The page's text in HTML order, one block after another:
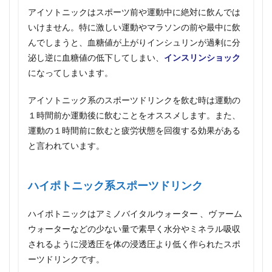
にも
効果
あ
り！
5.1
険！？
スポー
ツドリ
ンクの
正しい
アイソトニックはスポーツ前や運動中に絶対に飲んでは
いけません。特に激しい運動やマラソンの前や最中に飲
んでしまうと、血糖値が上がりインシュリンが過剰に分
泌し逆に血糖値の低下してしまい、 インスリンショック
になってしまいます。
アイソトニック系のスポーツドリンクを飲む時は運動の
１時間前か運動後に飲むことをオススメします。また、
運動の１時間前に飲むと疲労状態を回復する効果がある
と言われています。
ハイポトニック系スポーツドリンク
ハイポトニックはアミノバイタルウォーター 、ヴァーム
ウォーターなどの少ない量で素早く水分やミネラル吸収
されるように浸透圧を体の浸透圧より低く作られたスポ
ーツドリンクです。